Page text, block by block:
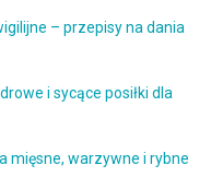
– przepisy na dania
i sycące posiłki dla
mięsne, warzywne i rybne